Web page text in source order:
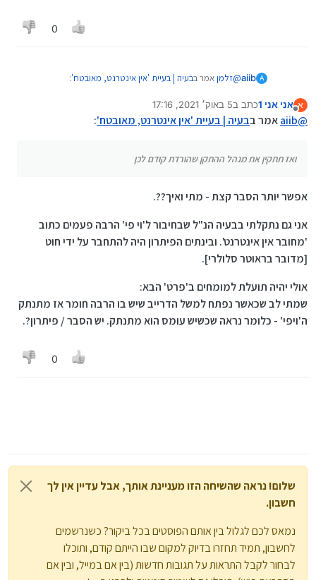
0
A
aiib
@זלמןאמר בבעיה | בעיית 'אין אינטרנט, מאובטח':
@
aiibאמר בבעיה | בעיית 'אין אינטרנט, מאובטח'
חדש ולאחמ"כ להפעיל שוב בביוס
כנ"ל - מה הכוונה?
תכנס לביוס, בלשונית אבטחה אם אני לא טועה מופיע בקטגוריית
פורטים חיבור WIFI ועוד כמה סוגי חיבורים תוכל לכבות את כולם
אבל תכין מראש מנהל התקן מעודכן אחר כך תדליק את המחשב
מחדש ושוב בביוס תפעיל את מה שכיבית ואז תתקין את מנהל
א
מנותק
אני אני 1 כתב ב5 באוק׳ 2021, 17:16
נערך לאחרונה על ידי
@
aiibאמר בבעיה | בעיית 'אין אינטרנט, מאובטח':
ואז תתקין את מנהל ההתקן שהורדת קודם לכן
אפשר יותר הסבר קצת - מתי ואיך??.
אני גם נתקלתי בבעיה הנ"ל שבחיבור ל'וי פי' הרבה פעמים כתוב
'מחובר אין אינטרנט'. ובינתים הפיתרון היה להתחבר על ידי חוט
[מדובר בראוטר סלולרי].
אולי יהיה תועלת למומחים ב'פרט' הבא:
שמתי לב שכאשר נפתח למשל הדרייב שיש בו הרבה חומר אז מתנתק
ה'ויפי' - כלומר נראה שכשיש עומס הוא מתנתק. יש הסבר / פיתרון?.
0
שלום! נראה שהשיחה הזו מעניינת אותך, אבל עדיין אין לך
חשבון.
נמאס לכם לגלול בין אותם הפוסטים בכל ביקור? כשנרשמים
לחשבון, תמיד תחזרו בדיוק למקום שבו הייתם קודם, ותוכלו
לבחור לקבל התראות על תגובות חדשות (בין אם במייל, ובין אם